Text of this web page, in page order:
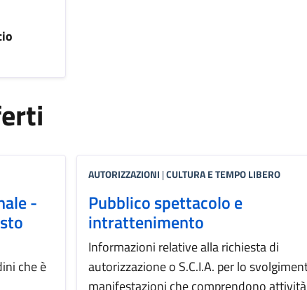
-
che è
AUTORIZZAZIONI |CULTURA E TEMPO LIBERO
Pubblico spettacolo e
intrattenimento
Informazioni relative alla richiesta di
autorizzazione o S.C.I.A. per lo
manifestazioni che comprendono